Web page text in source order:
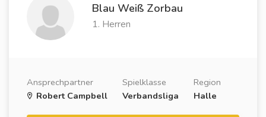
Blau Weiß Zorbau
1. Herren
Ansprechpartner
Robert Campbell
Spielklasse
Verbandsliga
Region
Halle